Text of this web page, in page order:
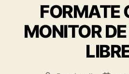
FORMATE
MONITOR